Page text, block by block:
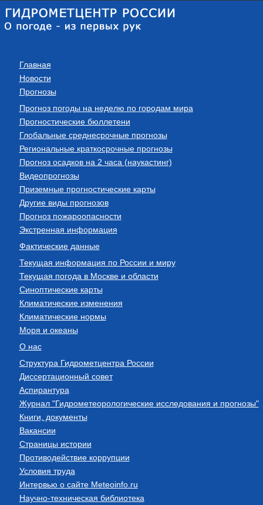
Главная
Новости
Прогнозы
Прогноз погоды на неделю по городам мира
Прогностические бюллетени
Глобальные среднесрочные прогнозы
Региональные краткосрочные прогнозы
Прогноз осадков на 2 часа (наукастинг)
Видеопрогнозы
Приземные прогностические карты
Другие виды прогнозов
Прогноз пожароопасности
Экстренная информация
Фактические данные
Текущая информация по России и миру
Текущая погода в Москве и области
Синоптические карты
Климатические изменения
Климатические нормы
Моря и океаны
О нас
Структура Гидрометцентра России
Диссертационный совет
Аспирантура
Журнал "Гидрометеорологические исследования и прогнозы"
Книги, документы
Вакансии
Страницы истории
Противодействие коррупции
Условия труда
Интервью о сайте Meteoinfo.ru
Научно-техническая библиотека